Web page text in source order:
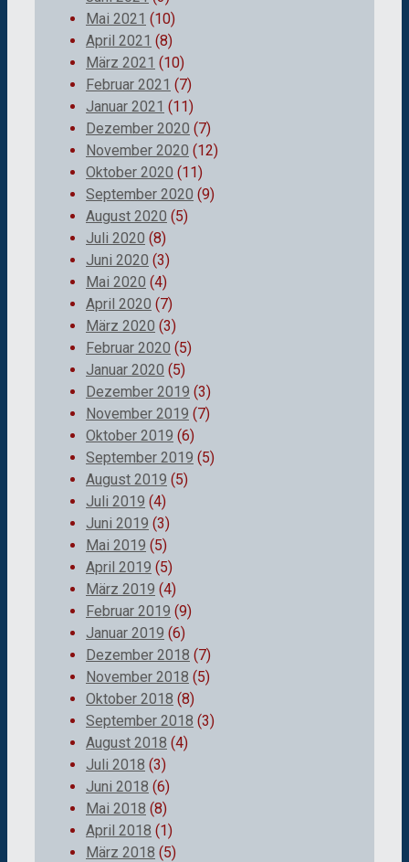
Mai 2021 (10)
April 2021 (8)
März 2021 (10)
Februar 2021 (7)
Januar 2021 (11)
Dezember 2020 (7)
November 2020 (12)
Oktober 2020 (11)
September 2020 (9)
August 2020 (5)
Juli 2020 (8)
Juni 2020 (3)
Mai 2020 (4)
April 2020 (7)
März 2020 (3)
Februar 2020 (5)
Januar 2020 (5)
Dezember 2019 (3)
November 2019 (7)
Oktober 2019 (6)
September 2019 (5)
August 2019 (5)
Juli 2019 (4)
Juni 2019 (3)
Mai 2019 (5)
April 2019 (5)
März 2019 (4)
Februar 2019 (9)
Januar 2019 (6)
Dezember 2018 (7)
November 2018 (5)
Oktober 2018 (8)
September 2018 (3)
August 2018 (4)
Juli 2018 (3)
Juni 2018 (6)
Mai 2018 (8)
April 2018 (1)
März 2018 (5)